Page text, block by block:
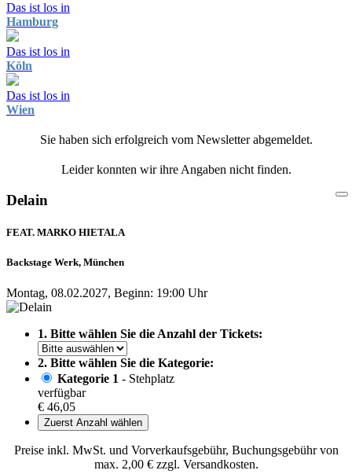
Das ist los in
Hamburg
Das ist los in
Köln
Das ist los in
Wien
Sie haben sich erfolgreich vom Newsletter abgemeldet.
Leider konnten wir ihre Angaben nicht finden.
Delain
FEAT. MARKO HIETALA
Backstage Werk, München
Montag, 08.02.2027, Beginn: 19:00 Uhr
1. Bitte wählen Sie die Anzahl der Tickets:
2. Bitte wählen Sie die Kategorie:
Kategorie 1 - Stehplatz
verfügbar
€ 46,05
Zuerst Anzahl wählen
Preise inkl. MwSt. und Vorverkaufsgebühr, Buchungsgebühr von
max. 2,00 € zzgl. Versandkosten.